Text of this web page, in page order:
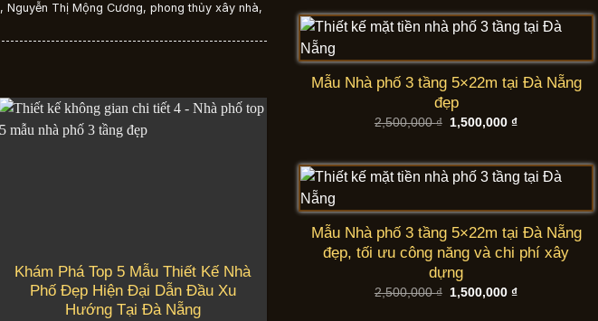
, Nguyễn Thị Mộng Cương, phong thủy xây nhà,
Khám Phá Top 5 Mẫu Thiết Kế Nhà
Phố Đẹp Hiện Đại Dẫn Đầu Xu
Hướng Tại Đà Nẵng
2,500,000 ₫.là:
1,500,000 ₫.
Mẫu Nhà phố 3 tầng 5×22m tại Đà Nẵng
đẹp
2,500,000₫ Giá
2,500,000 ₫.
1,500,000₫Giá
là:
1,500,000 ₫.
Mẫu Nhà phố 3 tầng 5×22m tại Đà Nẵng
đẹp, tối ưu công năng và chi phí xây
dựng
2,500,000₫ Giá
1,500,000₫Giá